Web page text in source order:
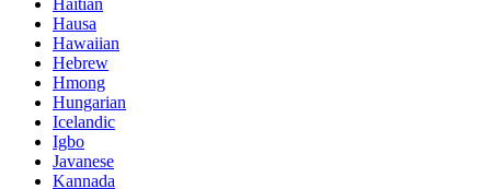
Haitian
Hausa
Hawaiian
Hebrew
Hmong
Hungarian
Icelandic
Igbo
Javanese
Kannada